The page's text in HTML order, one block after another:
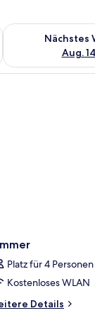
Nächstes
Aug.
Überprüfe die
Holzbett, einem
Platz für 4 Personen
Kostenloses WLAN
Details